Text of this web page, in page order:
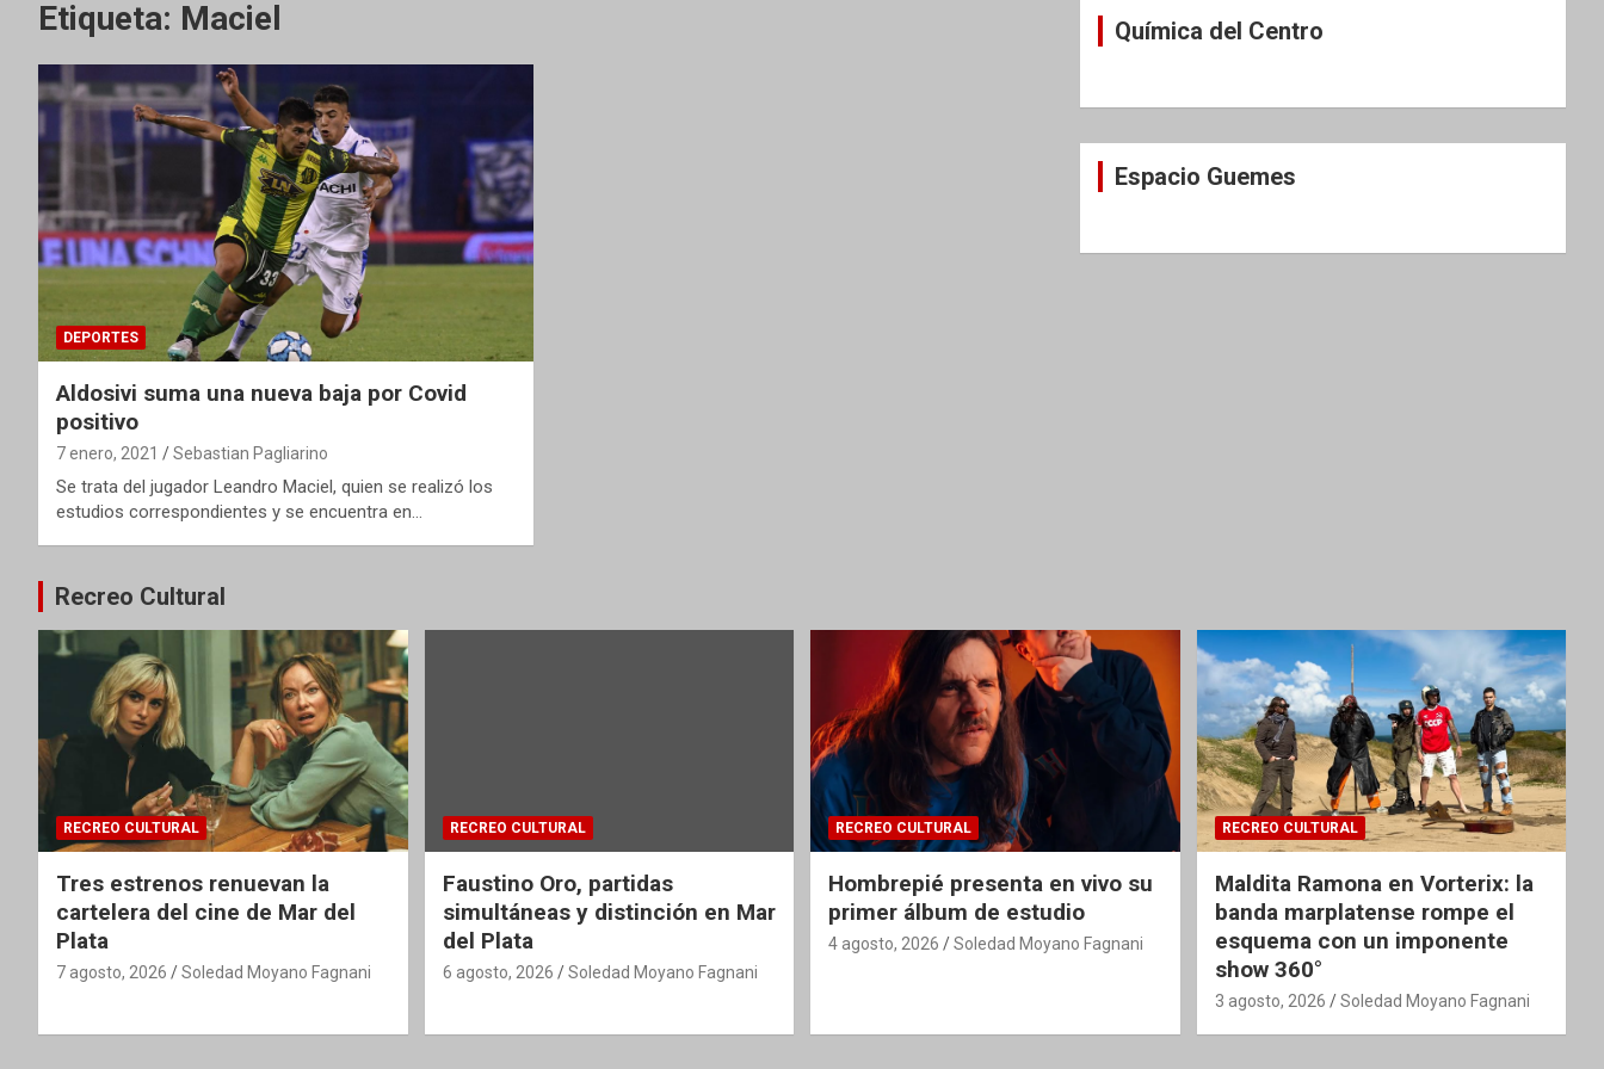
Etiqueta: Maciel
DEPORTES
Aldosivi suma una nueva baja por Covid
positivo
7 enero, 2021 Sebastian Pagliarino
Se trata del jugador Leandro Maciel, quien se realizó los
estudios correspondientes y se encuentra en…
Química del Centro
Espacio Guemes
Recreo Cultural
RECREO CULTURAL
Tres estrenos renuevan la
cartelera del cine de Mar del
Plata
7 agosto, 2026 Soledad Moyano Fagnani
RECREO CULTURAL
Faustino Oro, partidas
simultáneas y distinción en Mar
del Plata
6 agosto, 2026 Soledad Moyano Fagnani
RECREO CULTURAL
Hombrepié presenta en vivo su
primer álbum de estudio
4 agosto, 2026 Soledad Moyano Fagnani
RECREO CULTURAL
Maldita Ramona en Vorterix: la
banda marplatense rompe el
esquema con un imponente
show 360°
3 agosto, 2026 Soledad Moyano Fagnani